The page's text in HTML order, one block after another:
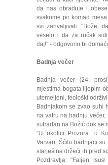
da nas obraduje i
svakome po komad
svi zahvaljivali: "Bože,
veselo i da za ručak
daj!" - odgovorio bi
Badnja večer
Badnja večer (24.
mjestima bogata lijepim
utemeljeni, teološki
Badnjakom se zvao suhi
na vatru na badnju
sutradan na Božić dok se
"U okolici Prozora: u
Varvari, Šćitu badnjaci
starješina držeći ih pred
Pozdravlja: "Faljen